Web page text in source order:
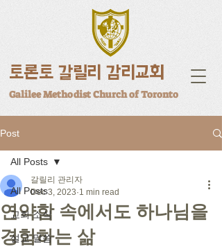
토론토 갈릴리 감리교회
Galilee Methodist Church of Toronto
Post
All Posts
교회 소식
설교 말씀
All Posts
연약함 속에서도 하나님을
경험하는 삶
갈릴리 관리자
Dec 3, 2023 1 min read